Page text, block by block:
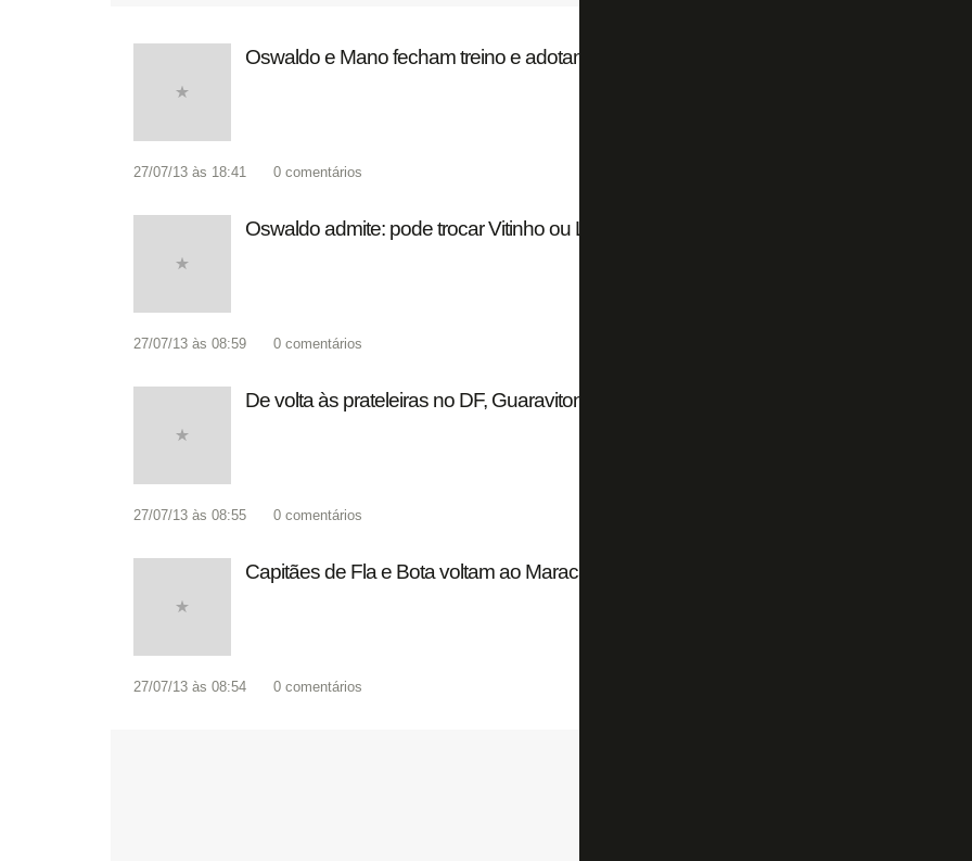
Oswaldo e Mano fecham treino e adotam mistério no clássico
27/07/13 às 18:41 0 comentários
Oswaldo admite: pode trocar Vitinho ou Lodeiro por Elias
27/07/13 às 08:59 0 comentários
De volta às prateleiras no DF, Guaraviton foca apenas no Bota
27/07/13 às 08:55 0 comentários
Capitães de Fla e Bota voltam ao Maraca e lamentam elitização
27/07/13 às 08:54 0 comentários